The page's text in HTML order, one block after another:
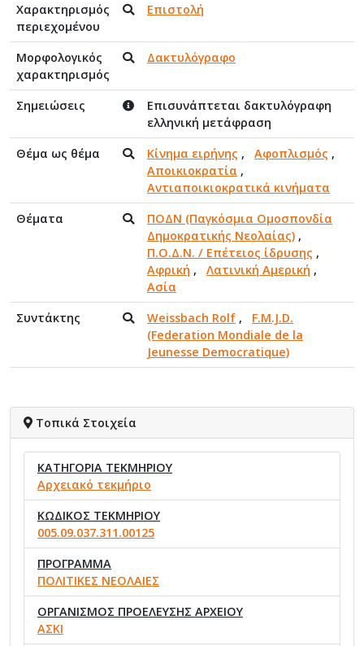
Χαρακτηρισμός
περιεχομένου
Επιστολή
Μορφολογικός
χαρακτηρισμός
Δακτυλόγραφο
Σημειώσεις
Επισυνάπτεται δακτυλόγραφη
ελληνική μετάφραση
Θέμα ως θέμα
Κίνημα ειρήνης , Αφοπλισμός ,
Αποικιοκρατία ,
Αντιαποικιοκρατικά κινήματα
Θέματα
ΠΟΔΝ (Παγκόσμια Ομοσπονδία
Δημοκρατικής Νεολαίας) ,
Π.Ο.Δ.Ν. / Επέτειος ίδρυσης ,
Αφρική , Λατινική Αμερική ,
Ασία
Συντάκτης
Weissbach Rolf , F.M.J.D.
(Federation Mondiale de la
Jeunesse Democratique)
Τοπικά Στοιχεία
ΚΑΤΗΓΟΡΙΑ ΤΕΚΜΗΡΙΟΥ
Αρχειακό τεκμήριο
ΚΩΔΙΚΟΣ ΤΕΚΜΗΡΙΟΥ
005.09.037.311.00125
ΠΡΟΓΡΑΜΜΑ
ΠΟΛΙΤΙΚΕΣ ΝΕΟΛΑΙΕΣ
ΟΡΓΑΝΙΣΜΟΣ ΠΡΟΕΛΕΥΣΗΣ ΑΡΧΕΙΟΥ
ΑΣΚΙ